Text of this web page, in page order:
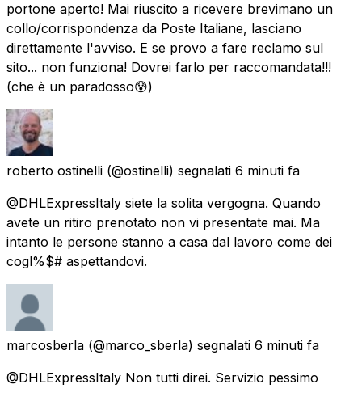
portone aperto! Mai riuscito a ricevere brevimano un
collo/corrispondenza da Poste Italiane, lasciano
direttamente l'avviso. E se provo a fare reclamo sul
sito... non funziona! Dovrei farlo per raccomandata!!!
(che è un paradosso😰)
roberto ostinelli (@ostinelli) segnalati 6 minuti fa
@DHLExpressItaly siete la solita vergogna. Quando
avete un ritiro prenotato non vi presentate mai. Ma
intanto le persone stanno a casa dal lavoro come dei
cogl%$# aspettandovi.
marcosberla (@marco_sberla) segnalati 6 minuti fa
@DHLExpressItaly Non tutti direi. Servizio pessimo